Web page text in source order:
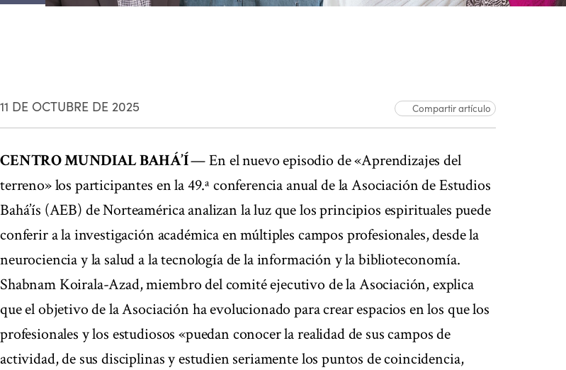
11 DE OCTUBRE DE 2025 Compartir artículo
CENTRO MUNDIAL BAHÁ’Í— En el nuevo episodio de «Aprendizajes del
terreno» los participantes en la 49.ª conferencia anual de la Asociación de Estudios
Bahá’ís (AEB) de Norteamérica analizan la luz que los principios espirituales puede
conferir a la investigación académica en múltiples campos profesionales, desde la
neurociencia y la salud a la tecnología de la información y la biblioteconomía.
Shabnam Koirala-Azad, miembro del comité ejecutivo de la Asociación, explica
que el objetivo de la Asociación ha evolucionado para crear espacios en los que los
profesionales y los estudiosos «puedan conocer la realidad de sus campos de
actividad, de sus disciplinas y estudien seriamente los puntos de coincidencia,